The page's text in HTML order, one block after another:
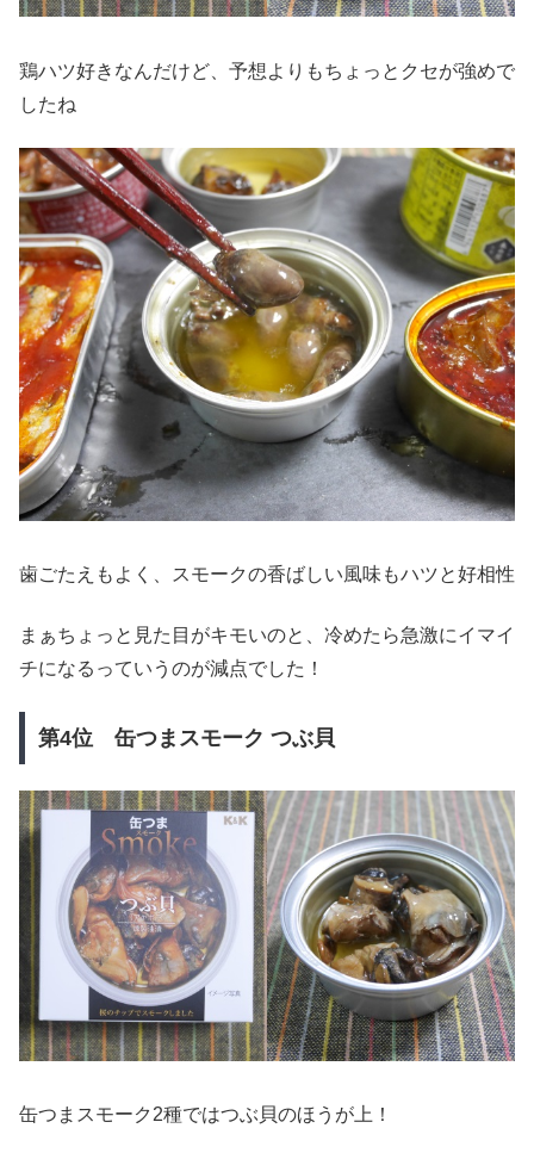
鶏ハツ好きなんだけど、予想よりもちょっとクセが強めで
したね
歯ごたえもよく、スモークの香ばしい風味もハツと好相性
まぁちょっと見た目がキモいのと、冷めたら急激にイマイ
チになるっていうのが減点でした！
第4位 缶つまスモーク つぶ貝
缶つまスモーク2種ではつぶ貝のほうが上！